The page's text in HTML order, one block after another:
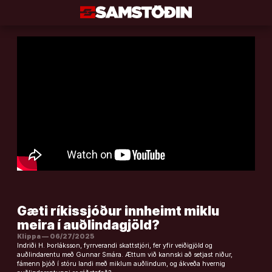
Gæti ríkissjóður innheimt miklu
meira í auðlindagjöld?
Klippa — 06/27/2025
Indriði H. Þorláksson, fyrrverandi skattstjóri, fer yfir veiðigjöld og
auðlindarentu með Gunnar Smára. Ættum við kannski að setjast niður,
fámenn þjóð í stóru landi með miklum auðlindum, og ákveða hvernig